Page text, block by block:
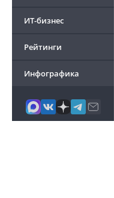
ИТ-бизнес
Рейтинги
Инфографика